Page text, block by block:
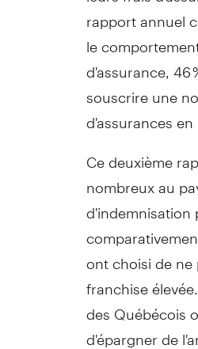
rapport annuel
le
d'assurance,
souscrire une
d'assurances
Ce deuxième
nombreux au
d'indemnisation
ont choisi de
franchise
des Québécois
d'épargner de